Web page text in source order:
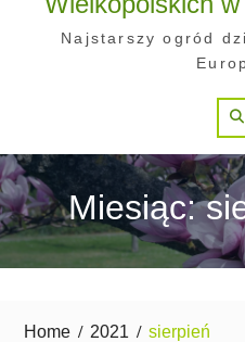
Najstarszy ogród
Miesiąc:
Home 2021 sierpień